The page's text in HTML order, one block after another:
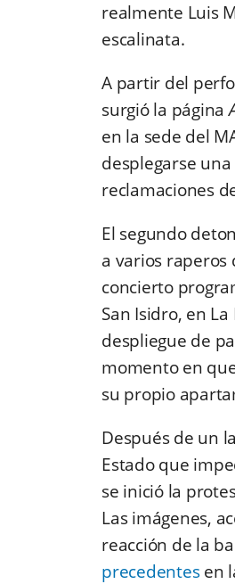
realmente Luis
escalinata.
A partir del
surgió la página
en la sede del
desplegarse
reclamaciones
El segundo
a varios raperos
concierto
San Isidro, en
despliegue de
momento en
su propio
Después de un
Estado que
se inició la
Las imágenes,
reacción de la
precedentesen